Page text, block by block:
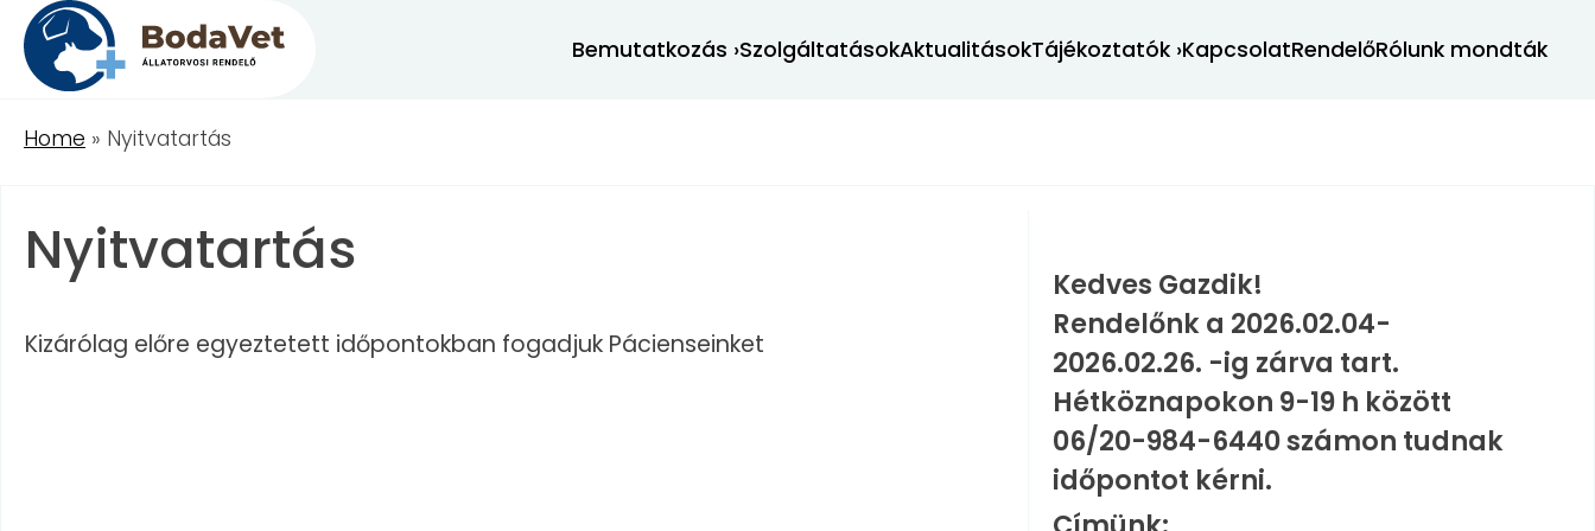
Skip
content
Bemutatkozás ›SzolgáltatásokAktualitásokTájékoztatók ›KapcsolatRendelőRólunk mondták
Home » Nyitvatartás
Nyitvatartás
Kizárólag előre egyeztetett időpontokban fogadjuk Pácienseinket
Kedves Gazdik!
Rendelőnk a 2026.02.04-
2026.02.26. -ig zárva tart.
Hétköznapokon 9-19 h között
06/20-984-6440 számon tudnak
időpontot kérni.